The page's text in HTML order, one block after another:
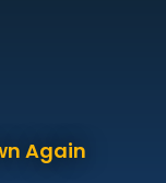
Again